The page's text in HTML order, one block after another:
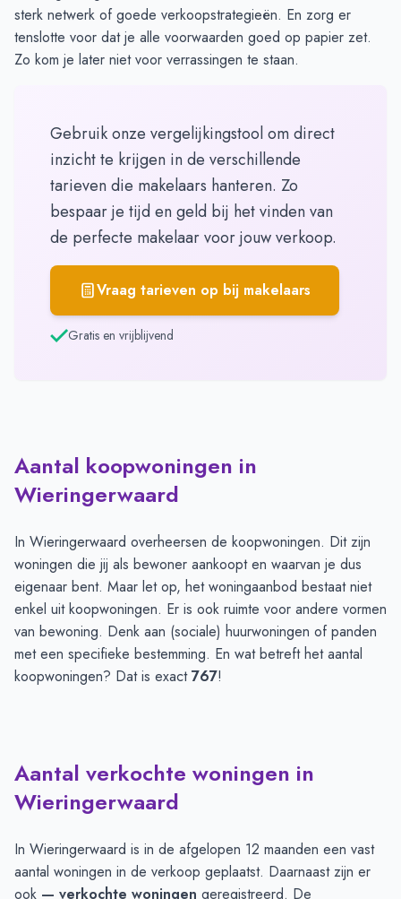
sterk netwerk of goede verkoopstrategieën. En zorg er
tenslotte voor dat je alle voorwaarden goed op papier zet.
Zo kom je later niet voor verrassingen te staan.
Gebruik onze vergelijkingstool om direct
inzicht te krijgen in de verschillende
tarieven die makelaars hanteren. Zo
bespaar je tijd en geld bij het vinden van
de perfecte makelaar voor jouw verkoop.
Vraag tarieven op bij makelaars
Gratis en vrijblijvend
Aantal koopwoningen in
Wieringerwaard
In Wieringerwaard overheersen de koopwoningen. Dit zijn
woningen die jij als bewoner aankoopt en waarvan je dus
eigenaar bent. Maar let op, het woningaanbod bestaat niet
enkel uit koopwoningen. Er is ook ruimte voor andere vormen
van bewoning. Denk aan (sociale) huurwoningen of panden
met een specifieke bestemming. En wat betreft het aantal
koopwoningen? Dat is exact767!
Aantal verkochte woningen in
Wieringerwaard
In Wieringerwaard is in de afgelopen 12 maanden een vast
aantal woningen in de verkoop geplaatst. Daarnaast zijn er
ook — verkochte woningen geregistreerd. De